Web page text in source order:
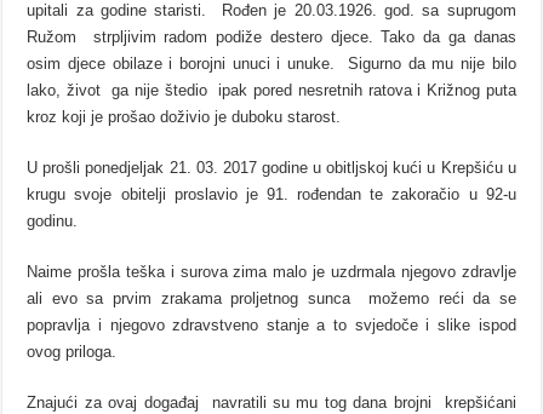
upitali za godine staristi. Rođen je 20.03.1926. god. sa suprugom
Ružom strpljivim radom podiže destero djece. Tako da ga danas
osim djece obilaze i borojni unuci i unuke. Sigurno da mu nije bilo
lako, život ga nije štedio ipak pored nesretnih ratova i Križnog puta
kroz koji je prošao doživio je duboku starost.
U prošli ponedjeljak 21. 03. 2017 godine u obitljskoj kući u Krepšiću u
krugu svoje obitelji proslavio je 91. rođendan te zakoračio u 92-u
godinu.
Naime prošla teška i surova zima malo je uzdrmala njegovo zdravlje
ali evo sa prvim zrakama proljetnog sunca možemo reći da se
popravlja i njegovo zdravstveno stanje a to svjedoče i slike ispod
ovog priloga.
Znajući za ovaj događaj navratili su mu tog dana brojni krepšićani